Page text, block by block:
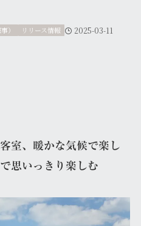
） リリース情報
2025-03-11
室、暖かな気候で楽し
思いっきり楽しむ